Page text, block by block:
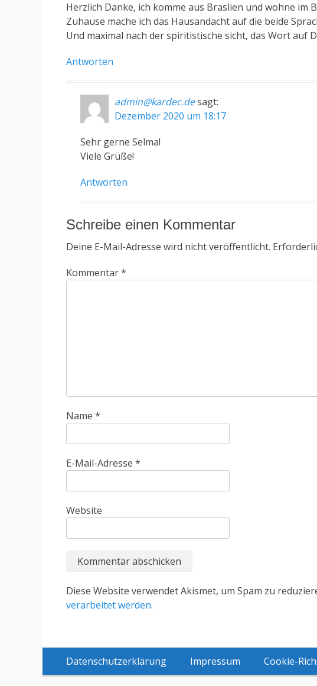
Herzlich Danke, ich komme aus Braslien und wohne im
Zuhause mache ich das Hausandacht auf die beide
Und maximal nach der spiritistische sicht, das Wort auf
Antworten
admin@kardec.desagt:
Dezember 2020 um 18:17
Sehr gerne Selma!
Viele Grüße!
Antworten
Schreibe einen Kommentar
Deine E-Mail-Adresse wird nicht veröffentlicht.
Kommentar*
Name *
E-Mail-Adresse *
Website
Diese Website verwendet Akismet, um Spam zu
verarbeitet werden.
Menü
Fußzeile
Inhalt:
Datenschutzerklärung Impressum Cookie-